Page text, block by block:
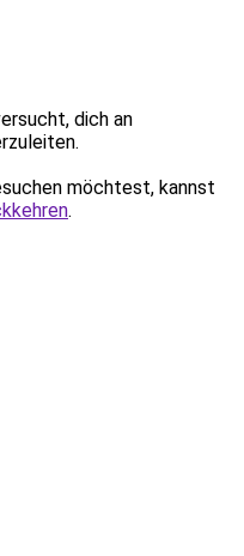
dich an
möchtest, kannst
.